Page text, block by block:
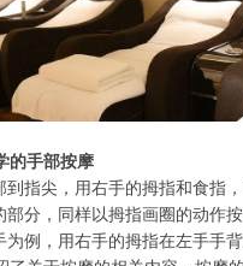
的手部按摩
到指尖，用右手的拇指和食指
部分，同样以拇指画圈的动作
为例，用右手的拇指在左手手